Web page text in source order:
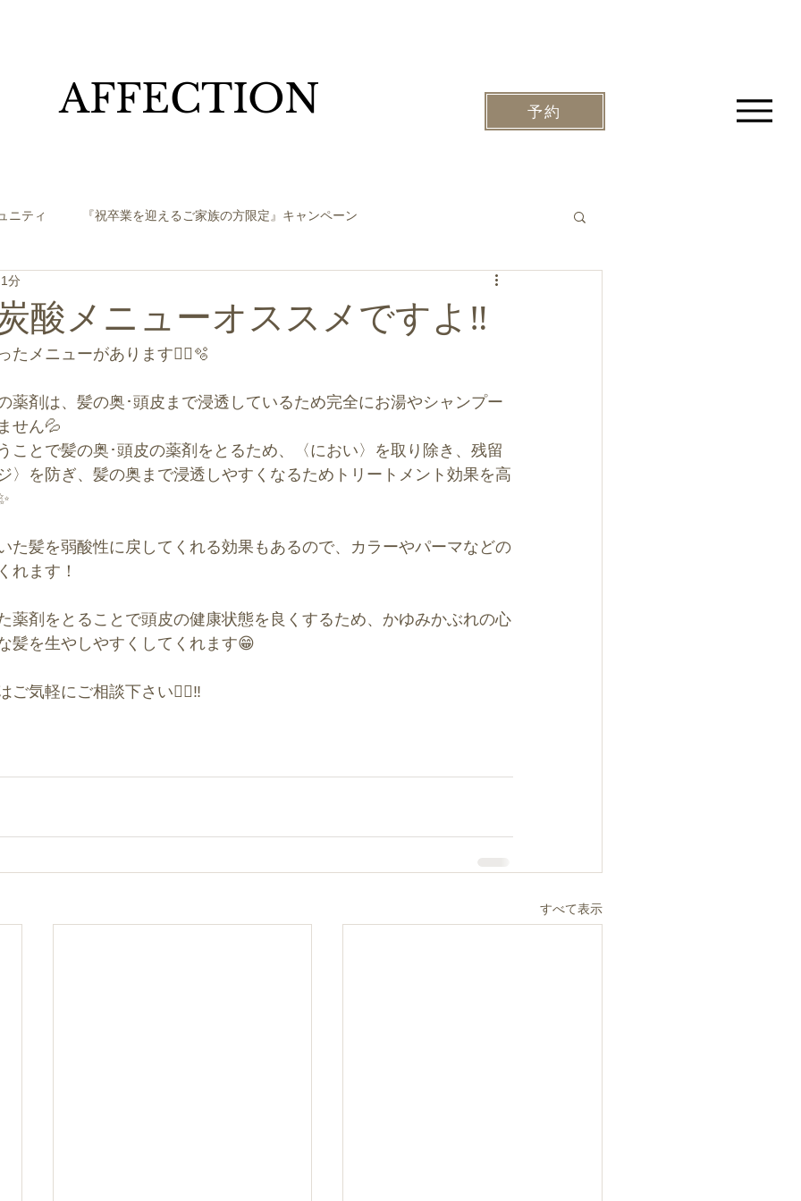
​AFFECTION 予約
ニティ 『祝卒業を迎えるご家族の方限定』キャンペーン
酸メニューオススメですよ‼️
分
たメニューがあります😶‍🌫️🫧
薬剤は、髪の奥･頭皮まで浸透しているため完全にお湯やシャンプー
せん💦
ことで髪の奥･頭皮の薬剤をとるため、〈におい〉を取り除き、残留
〉を防ぎ、髪の奥まで浸透しやすくなるためトリートメント効果を高
た髪を弱酸性に戻してくれる効果もあるので、カラーやパーマなどの
れます！
薬剤をとることで頭皮の健康状態を良くするため、かゆみかぶれの心
髪を生やしやすくしてくれます😁
ご気軽にご相談下さい🙇‍♀️‼️
すべて表示